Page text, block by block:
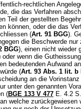
rechtlichen
die das Verfahren
Teil der gestellten
können, oder die das
(Art. 91 BGG).
die Beschwerde
BGG), einen nicht wieder
oder wenn die
bedeutenden Aufwand
(Art. 93 Abs. 1 lit. b
an die
unter den genannten
(BGE 133 V 477 E. 4.2
welche